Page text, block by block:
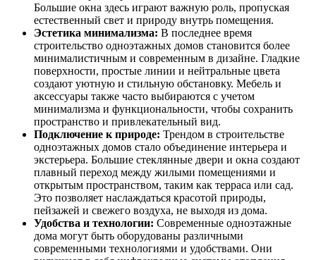
Большие окна здесь играют важную роль, пропуская
естественный свет и природу внутрь помещения.
Эстетика минимализма: В последнее время
строительство одноэтажных домов становится более
минималистичным и современным в дизайне. Гладкие
поверхности, простые линии и нейтральные цвета
создают уютную и стильную обстановку. Мебель и
аксессуары также часто выбираются с учетом
минимализма и функциональности, чтобы сохранить
пространство и привлекательный вид.
Подключение к природе: Трендом в строительстве
одноэтажных домов стало объединение интерьера и
экстерьера. Большие стеклянные двери и окна создают
плавный переход между жилыми помещениями и
открытым пространством, таким как терраса или сад.
Это позволяет наслаждаться красотой природы,
пейзажей и свежего воздуха, не выходя из дома.
Удобства и технологии: Современные одноэтажные
дома могут быть оборудованы различными
современными технологиями и удобствами. Они